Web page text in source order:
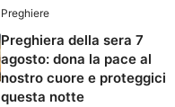
Preghiere
Preghiera della sera 7
agosto: dona la pace al
nostro cuore e proteggici
questa notte